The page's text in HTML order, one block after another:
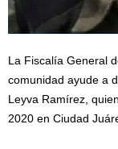
La Fiscalía General
comunidad ayude a
Leyva Ramírez,
2020 en Ciudad